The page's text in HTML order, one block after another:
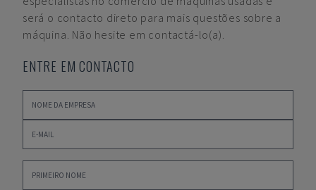
será o contacto direto para mais questões sobre a
máquina. Não hesite em contactá-lo(a).
ENTRE EM CONTACTO